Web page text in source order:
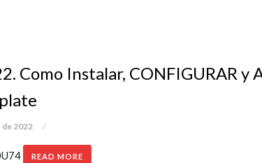
Como Instalar, CONFIGURAR y
2022 /
READ MORE